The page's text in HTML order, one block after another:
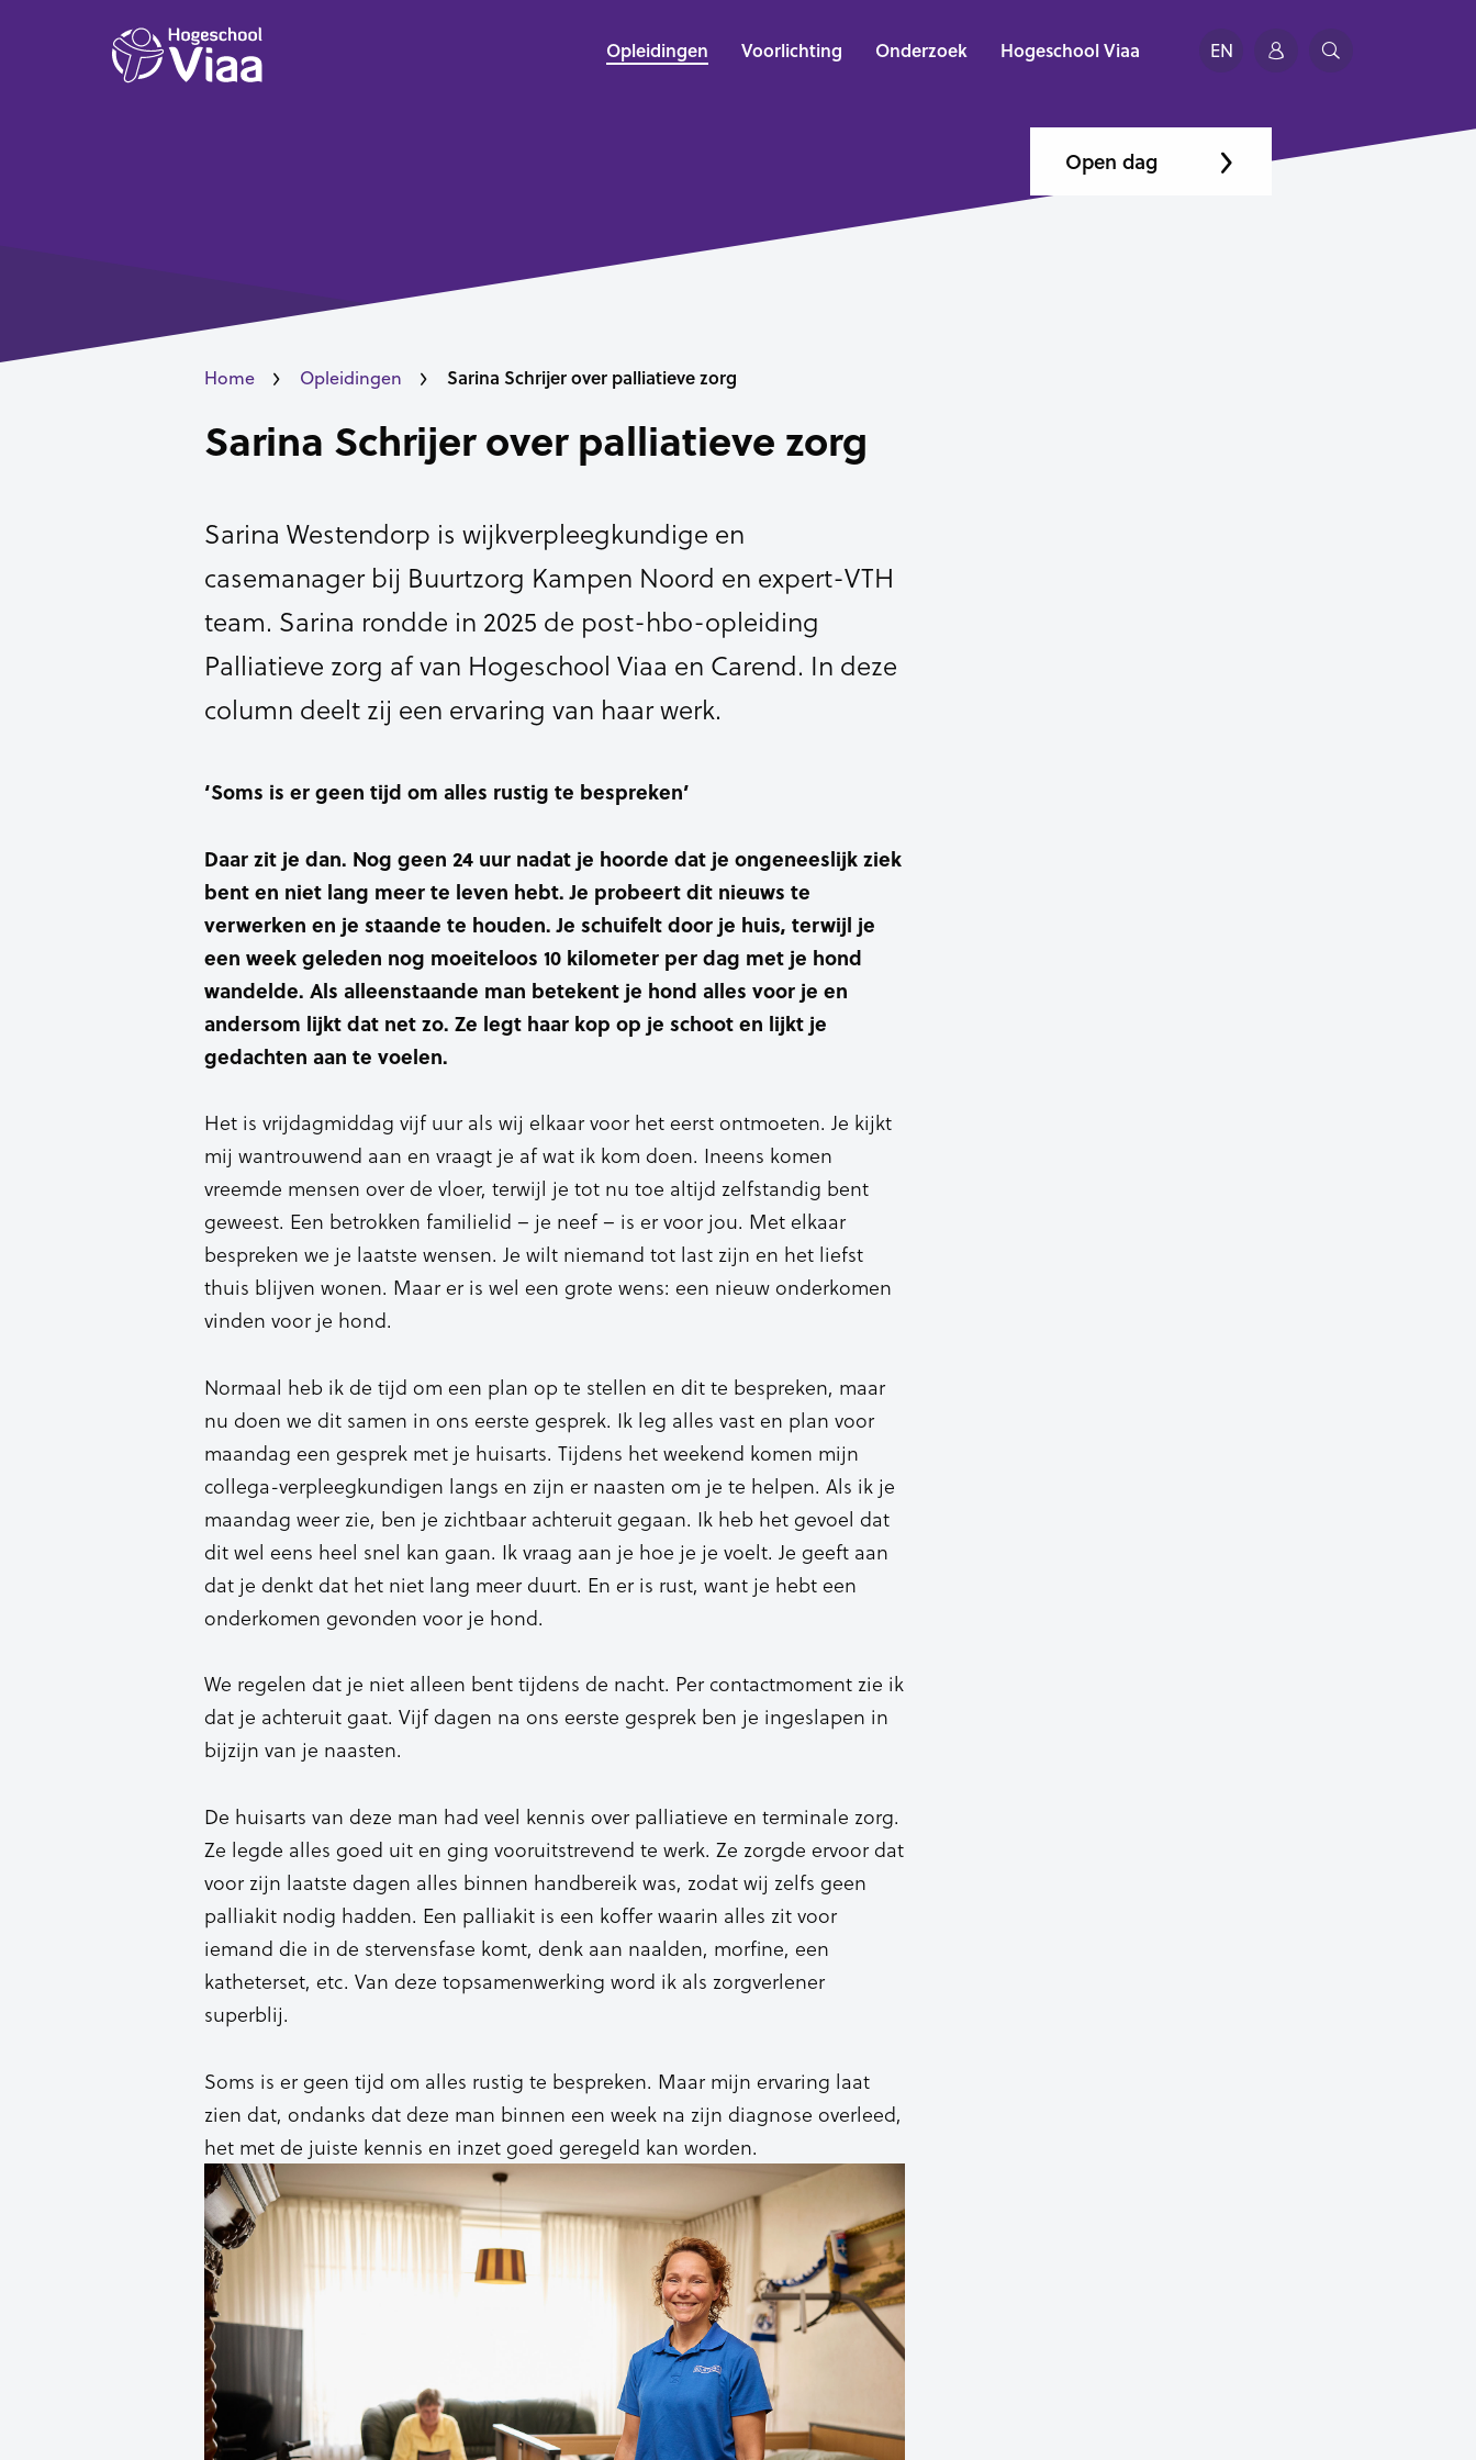
Opleidingen Voorlichting Onderzoek Hogeschool Viaa EN
Open dag
Home Opleidingen Sarina Schrijer over palliatieve zorg
Sarina Schrijer over palliatieve zorg
Sarina Westendorp is wijkverpleegkundige en
casemanager bij Buurtzorg Kampen Noord en expert-VTH
team. Sarina rondde in 2025 de post-hbo-opleiding
Palliatieve zorg af van Hogeschool Viaa en Carend. In deze
column deelt zij een ervaring van haar werk.
‘Soms is er geen tijd om alles rustig te bespreken’
Daar zit je dan. Nog geen 24 uur nadat je hoorde dat je ongeneeslijk ziek
bent en niet lang meer te leven hebt. Je probeert dit nieuws te
verwerken en je staande te houden. Je schuifelt door je huis, terwijl je
een week geleden nog moeiteloos 10 kilometer per dag met je hond
wandelde. Als alleenstaande man betekent je hond alles voor je en
andersom lijkt dat net zo. Ze legt haar kop op je schoot en lijkt je
gedachten aan te voelen.
Het is vrijdagmiddag vijf uur als wij elkaar voor het eerst ontmoeten. Je kijkt
mij wantrouwend aan en vraagt je af wat ik kom doen. Ineens komen
vreemde mensen over de vloer, terwijl je tot nu toe altijd zelfstandig bent
geweest. Een betrokken familielid – je neef – is er voor jou. Met elkaar
bespreken we je laatste wensen. Je wilt niemand tot last zijn en het liefst
thuis blijven wonen. Maar er is wel een grote wens: een nieuw onderkomen
vinden voor je hond.
Normaal heb ik de tijd om een plan op te stellen en dit te bespreken, maar
nu doen we dit samen in ons eerste gesprek. Ik leg alles vast en plan voor
maandag een gesprek met je huisarts. Tijdens het weekend komen mijn
collega-verpleegkundigen langs en zijn er naasten om je te helpen. Als ik je
maandag weer zie, ben je zichtbaar achteruit gegaan. Ik heb het gevoel dat
dit wel eens heel snel kan gaan. Ik vraag aan je hoe je je voelt. Je geeft aan
dat je denkt dat het niet lang meer duurt. En er is rust, want je hebt een
onderkomen gevonden voor je hond.
We regelen dat je niet alleen bent tijdens de nacht. Per contactmoment zie ik
dat je achteruit gaat. Vijf dagen na ons eerste gesprek ben je ingeslapen in
bijzijn van je naasten.
De huisarts van deze man had veel kennis over palliatieve en terminale zorg.
Ze legde alles goed uit en ging vooruitstrevend te werk. Ze zorgde ervoor dat
voor zijn laatste dagen alles binnen handbereik was, zodat wij zelfs geen
palliakit nodig hadden. Een palliakit is een koffer waarin alles zit voor
iemand die in de stervensfase komt, denk aan naalden, morfine, een
katheterset, etc. Van deze topsamenwerking word ik als zorgverlener
superblij.
Soms is er geen tijd om alles rustig te bespreken. Maar mijn ervaring laat
zien dat, ondanks dat deze man binnen een week na zijn diagnose overleed,
het met de juiste kennis en inzet goed geregeld kan worden.